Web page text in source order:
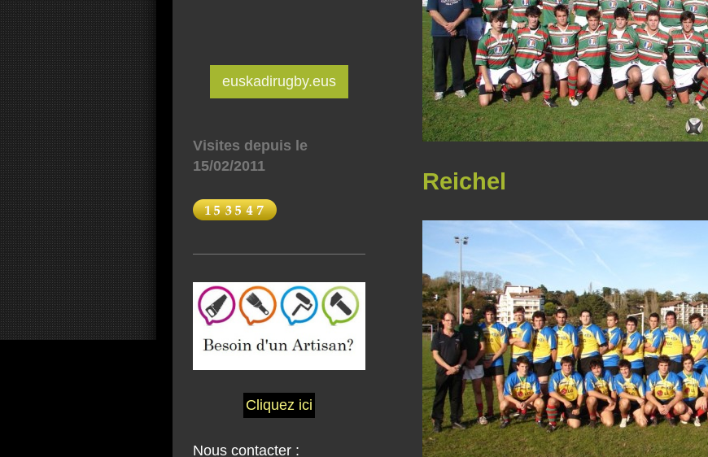
Reichel
euskadirugby.eus
Visites depuis le
15/02/2011
Cliquez ici
Nous contacter :